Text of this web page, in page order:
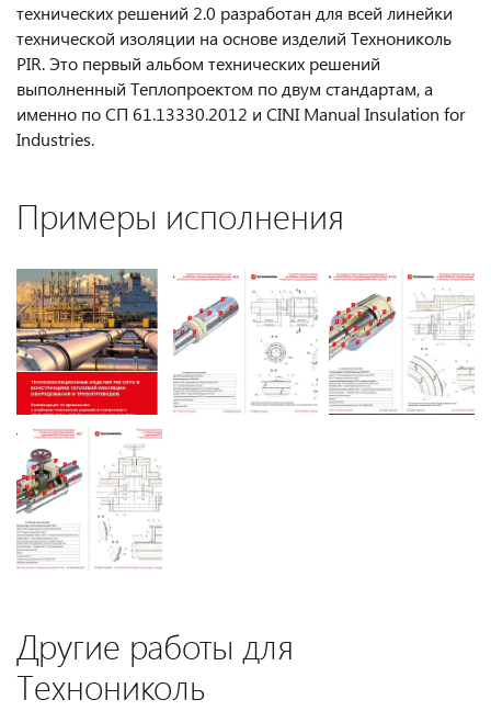
технических решений 2.0 разработан для всей линейки
технической изоляции на основе изделий Технониколь
PIR. Это первый альбом технических решений
выполненный Теплопроектом по двум стандартам, а
именно по СП 61.13330.2012 и CINI Manual Insulation for
Industries.
Примеры исполнения
Другие работы для
Технониколь